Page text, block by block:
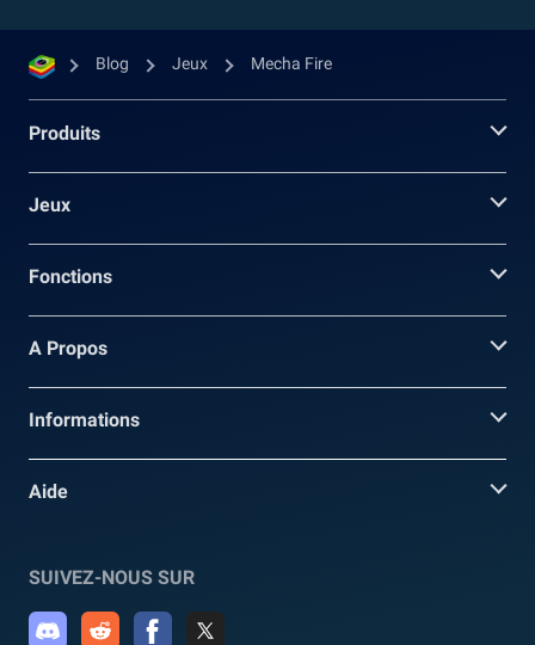
Blog Jeux Mecha Fire
Produits
Jeux
Fonctions
A Propos
Informations
Aide
SUIVEZ-NOUS SUR